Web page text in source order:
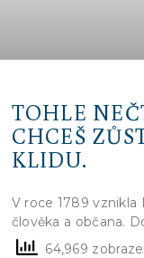
TOHLE
CHCEŠ
KLIDU.
V roce 1789 vznikla
člověka a občana.
64,969